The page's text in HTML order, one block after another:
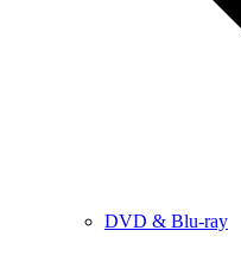
DVD & Blu-ray